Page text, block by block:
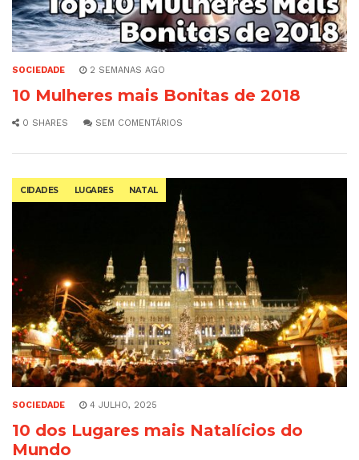
SOCIEDADE 2 SEMANAS AGO
10 Mulheres mais Bonitas de 2018
0 SHARES SEM COMENTÁRIOS
CIDADES LUGARES NATAL
SOCIEDADE 4 JULHO, 2025
10 dos Lugares mais Natalícios do
Mundo